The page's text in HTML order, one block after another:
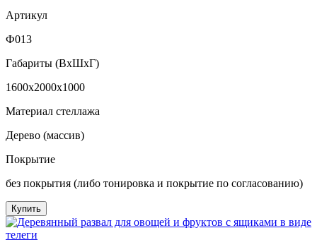
Артикул
Ф013
Габариты (ВxШxГ)
1600x2000x1000
Материал стеллажа
Дерево (массив)
Покрытие
без покрытия (либо тонировка и покрытие по согласованию)
Купить